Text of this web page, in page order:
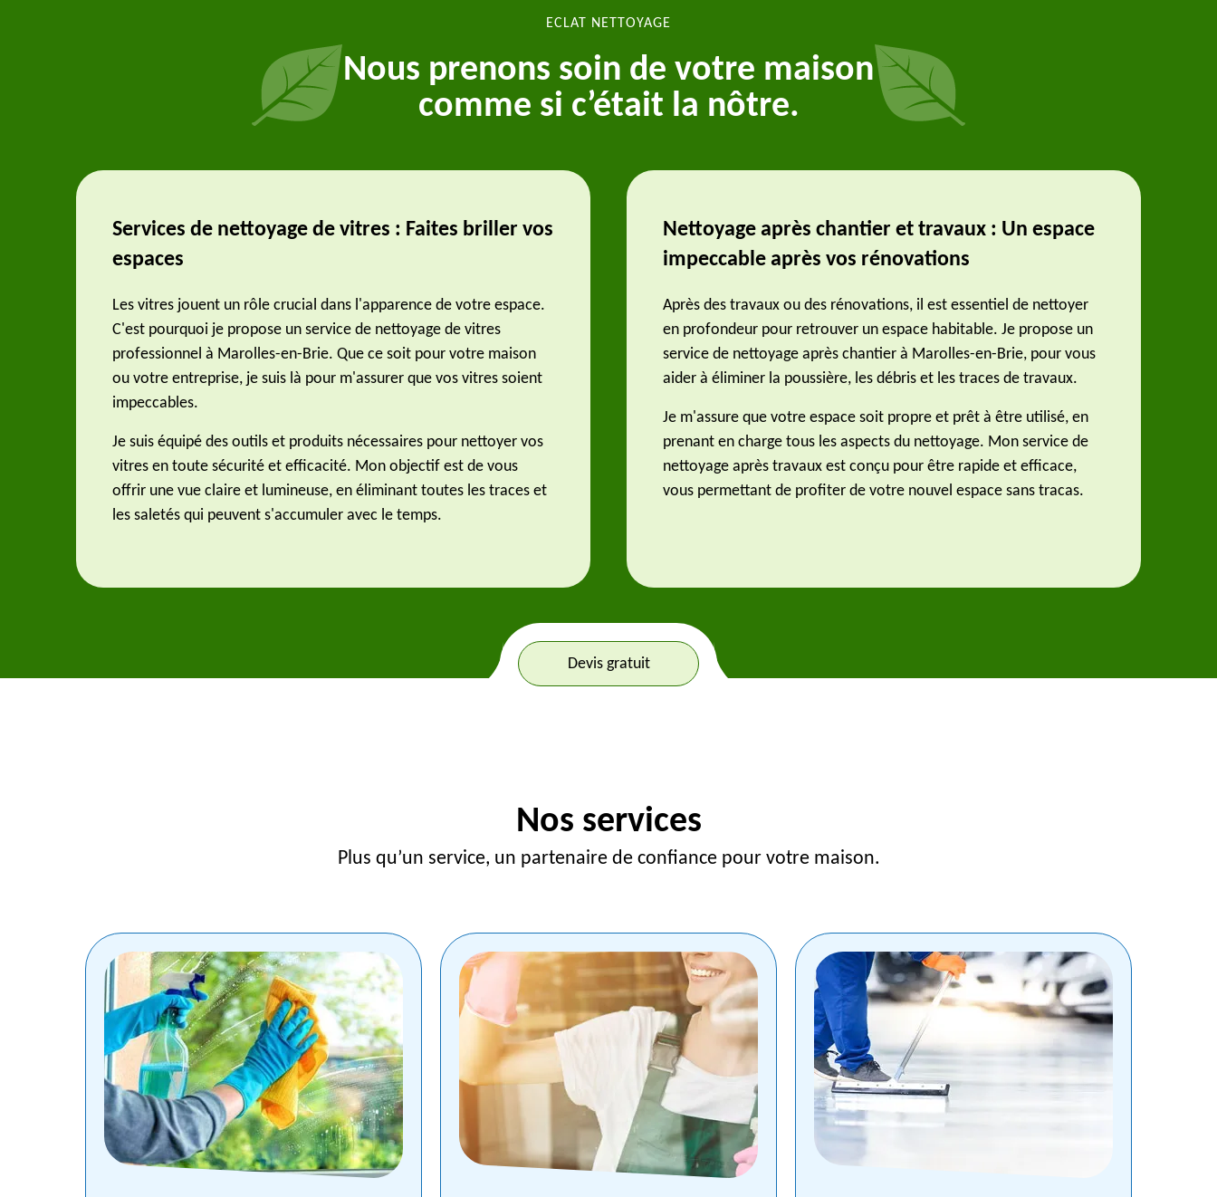
ECLAT NETTOYAGE
Nous prenons soin de votre maison
comme si c’était la nôtre.
Services de nettoyage de vitres : Faites briller vos
espaces
Les vitres jouent un rôle crucial dans l'apparence de votre espace.
C'est pourquoi je propose un service de nettoyage de vitres
professionnel à Marolles-en-Brie. Que ce soit pour votre maison
ou votre entreprise, je suis là pour m'assurer que vos vitres soient
impeccables.
Je suis équipé des outils et produits nécessaires pour nettoyer vos
vitres en toute sécurité et efficacité. Mon objectif est de vous
offrir une vue claire et lumineuse, en éliminant toutes les traces et
les saletés qui peuvent s'accumuler avec le temps.
Nettoyage après chantier et travaux : Un espace
impeccable après vos rénovations
Après des travaux ou des rénovations, il est essentiel de nettoyer
en profondeur pour retrouver un espace habitable. Je propose un
service de nettoyage après chantier à Marolles-en-Brie, pour vous
aider à éliminer la poussière, les débris et les traces de travaux.
Je m'assure que votre espace soit propre et prêt à être utilisé, en
prenant en charge tous les aspects du nettoyage. Mon service de
nettoyage après travaux est conçu pour être rapide et efficace,
vous permettant de profiter de votre nouvel espace sans tracas.
Devis gratuit
Nos services
Plus qu’un service, un partenaire de confiance pour votre maison.